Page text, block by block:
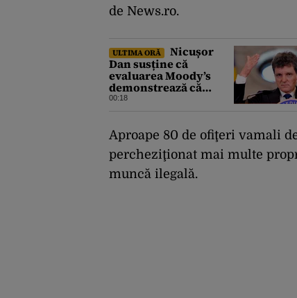
de News.ro.
ULTIMA ORĂ
Nicușor
Dan susține că
evaluarea Moody’s
demonstrează că
România a făcut pașii
investitorilor: „Totuși,
perspectiva rămâne
rezervată”
00:18
Aproape 80 de ofiţeri vamali
percheziţionat mai multe
muncă ilegală.